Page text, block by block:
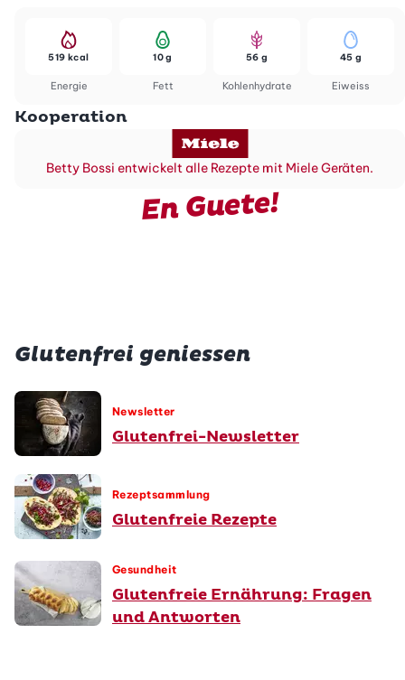
Energie
519 kcal
Fett
10 g
Kohlenhydrate
56 g
Eiweiss
45 g
Kooperation
Betty Bossi entwickelt alle Rezepte mit Miele Geräten.
En Guete!
Glutenfrei geniessen
Newsletter
Glutenfrei-Newsletter
Rezeptsammlung
Glutenfreie Rezepte
Gesundheit
Glutenfreie Ernährung: Fragen
und Antworten